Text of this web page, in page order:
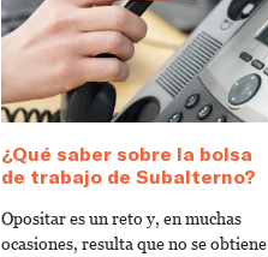
¿Qué saber sobre la bolsa
de trabajo de Subalterno?
Opositar es un reto y, en muchas
ocasiones, resulta que no se obtiene